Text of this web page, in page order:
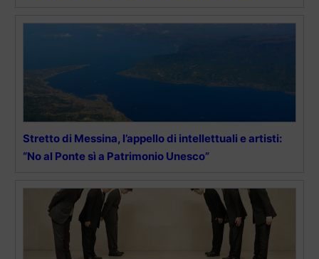
Stretto di Messina, l’appello di intellettuali e artisti:
“No al Ponte sì a Patrimonio Unesco”